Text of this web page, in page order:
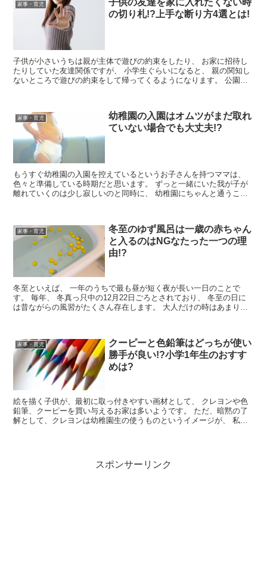
家事・育児
子供の友達を家に入れたくない時
の切り札!?上手な断り方4選とは!
子供が小さいうちは親が主体で遊びの約束をしたり、 お家に招待し
たりしていた友達関係ですが、 小学生ぐらいになると、 親の関知し
ないところで遊びの約束をして帰ってくるようになります。 公園な
家事・育児
幼稚園の入園はオムツがまだ取れ
ていない場合でも大丈夫!?
もうすぐ幼稚園の入園を控えているというお子さんを持つママは、
色々と準備している時期だと思います。 ずっと一緒にいた我が子が
離れていくのは少し寂しいのと同時に、 幼稚園にちゃんと通うこと
家事・育児
冬至のゆず風呂は一歳の赤ちゃん
と入るのはNGなたった一つの理
由!?
冬至といえば、 一年のうちで最も昼が短く夜が長い一日のことで
す。 毎年、 冬真っ只中の12月22日ごろとされており、 冬至の日に
は昔ながらの風習がたくさん存在します。 大人だけの時はあまり意
家事・育児
クーピーと色鉛筆はどっちが使い
勝手が良い!?小学1年生のおすす
めは?
絵を描く子供が、最初に取っ付きやすい画材として、 クレヨンや色
鉛筆、クーピーを買い与えるお家は多いようです。 ただ、暗黙の了
解として、クレヨンは幼稚園生の使うものというイメージが、 私が
スポンサーリンク